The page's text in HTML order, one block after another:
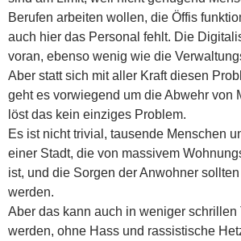
Berufen arbeiten wollen, die Öffis
auch hier das Personal fehlt. Die
voran, ebenso wenig wie die
Aber statt sich mit aller Kraft diesen
geht es vorwiegend um die Abwehr von
löst das kein einziges Problem.
Es ist nicht trivial, tausende Menschen
einer Stadt, die von massivem
ist, und die Sorgen der Anwohner
werden.
Aber das kann auch in weniger
werden, ohne Hass und rassistische